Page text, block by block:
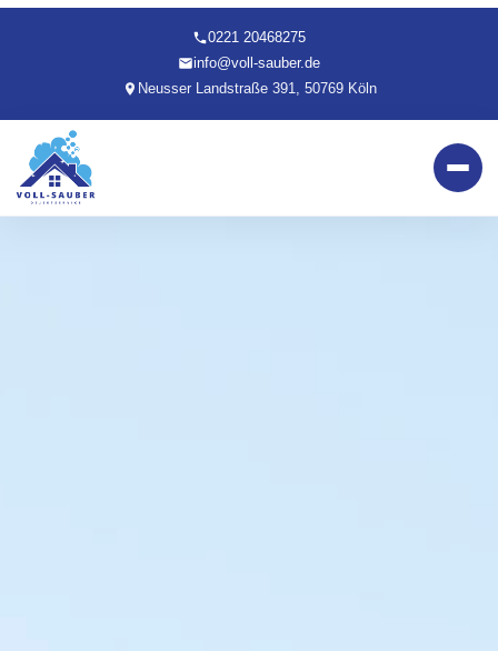
0221 20468275
info@voll-sauber.de
Neusser Landstraße 391, 50769 Köln